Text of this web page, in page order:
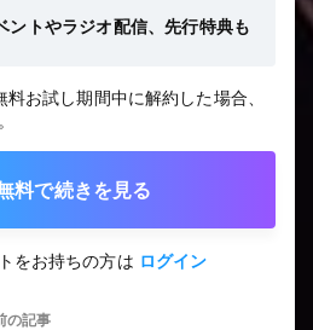
ントやラジオ配信、先行特典も
お試し期間中に解約した場合、
料で続きを見る
をお持ちの方は ログイン
の記事